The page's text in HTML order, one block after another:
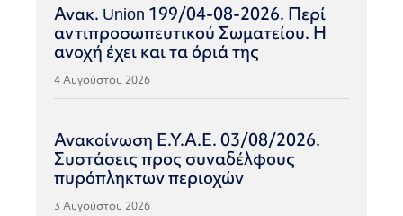
Ανακ. Union 199/04-08-2026. Περί
αντιπροσωπευτικού Σωματείου. Η
ανοχή έχει και τα όριά της
4 Αυγούστου 2026
Ανακοίνωση Ε.Υ.Α.Ε. 03/08/2026.
Συστάσεις προς συναδέλφους
πυρόπληκτων περιοχών
3 Αυγούστου 2026